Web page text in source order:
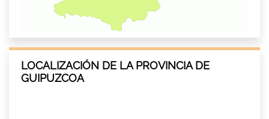
LOCALIZACIÓN DE LA PROVINCIA DE
GUIPUZCOA